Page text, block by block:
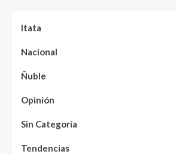
Itata
Nacional
Ñuble
Opinión
Sin Categoría
Tendencias